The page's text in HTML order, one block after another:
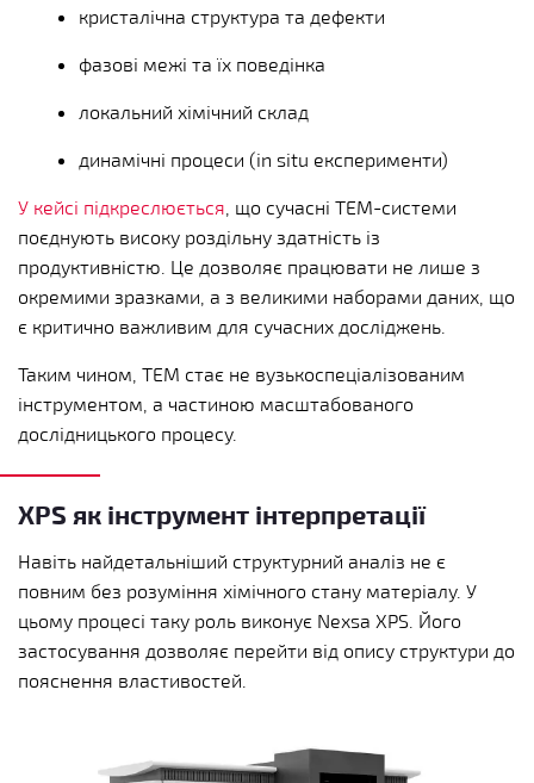
кристалічна структура та дефекти
фазові межі та їх поведінка
локальний хімічний склад
динамічні процеси (in situ експерименти)
У кейсі підкреслюється , що сучасні TEM-системи
поєднують високу роздільну здатність із
продуктивністю. Це дозволяє працювати не лише з
окремими зразками, а з великими наборами даних, що
є критично важливим для сучасних досліджень.
Таким чином, TEM стає не вузькоспеціалізованим
інструментом, а частиною масштабованого
дослідницького процесу.
XPS як інструмент інтерпретації
Навіть найдетальніший структурний аналіз не є
повним без розуміння хімічного стану матеріалу. У
цьому процесі таку роль виконує Nexsa XPS. Його
застосування дозволяє перейти від опису структури до
пояснення властивостей.